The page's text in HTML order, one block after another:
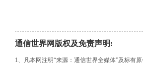
通信世界网版权及免责声明:
1、凡本网注明“来源：通信世界全媒体”及标有